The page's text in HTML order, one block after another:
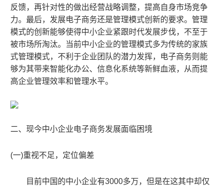
反馈，再针对性的做出经营战略调整， 提高自身市场竞争
力。最后， 发展电子商务还是管理模式创新的要求。管理
模式的创新能够使得中小企业紧跟时代发展步伐， 不至于
被市场所淘汰。
当前中小企业的管理模式多为传统的家族
式管理模式， 不利于企业团队的潜力发挥，
电子商务则能
够为其带来智能化办公、信息化系统等新鲜血液， 从而提
高企业管理效率和管理水平。
二、现今中小企业电子商务发展面临困境
(一)重视不足 ， 定位偏差
目前中国的中小企业有3000多万， 但是在这其中却仅